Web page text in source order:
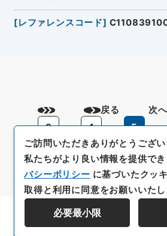
[レファレンスコード]
戻る
3
4 5
次へ
資料群階層を表
ご訪問いただきありがとうござい
私たちがより良い情報を提供でき
バシーポリシー に基づいたクッ
取得と利用に同意をお願いいたし
必要最小限